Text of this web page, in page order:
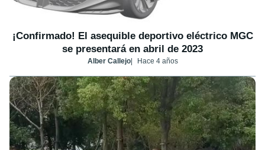
¡Confirmado! El asequible deportivo eléctrico MGC
se presentará en abril de 2023
Alber Callejo Hace 4 años